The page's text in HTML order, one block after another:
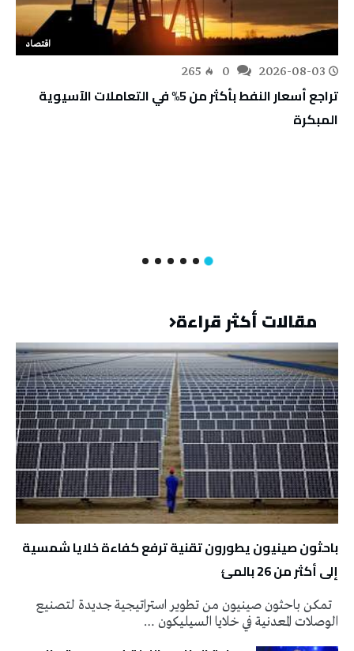
اقتصاد
2026-08-03
265
تراجع أسعار النفط بأكثر من 5% في التعاملات الآسيوية
المبكرة
مقالات أكثر قراءة
باحثون صينيون يطورون تقنية ترفع كفاءة خلايا شمسية
إلى أكثر من 26 بالمئ
تمكن باحثون صينيون من تطوير استراتيجية جديدة لتصنيع
الوصلات المعدنية في خلايا السيليكون …